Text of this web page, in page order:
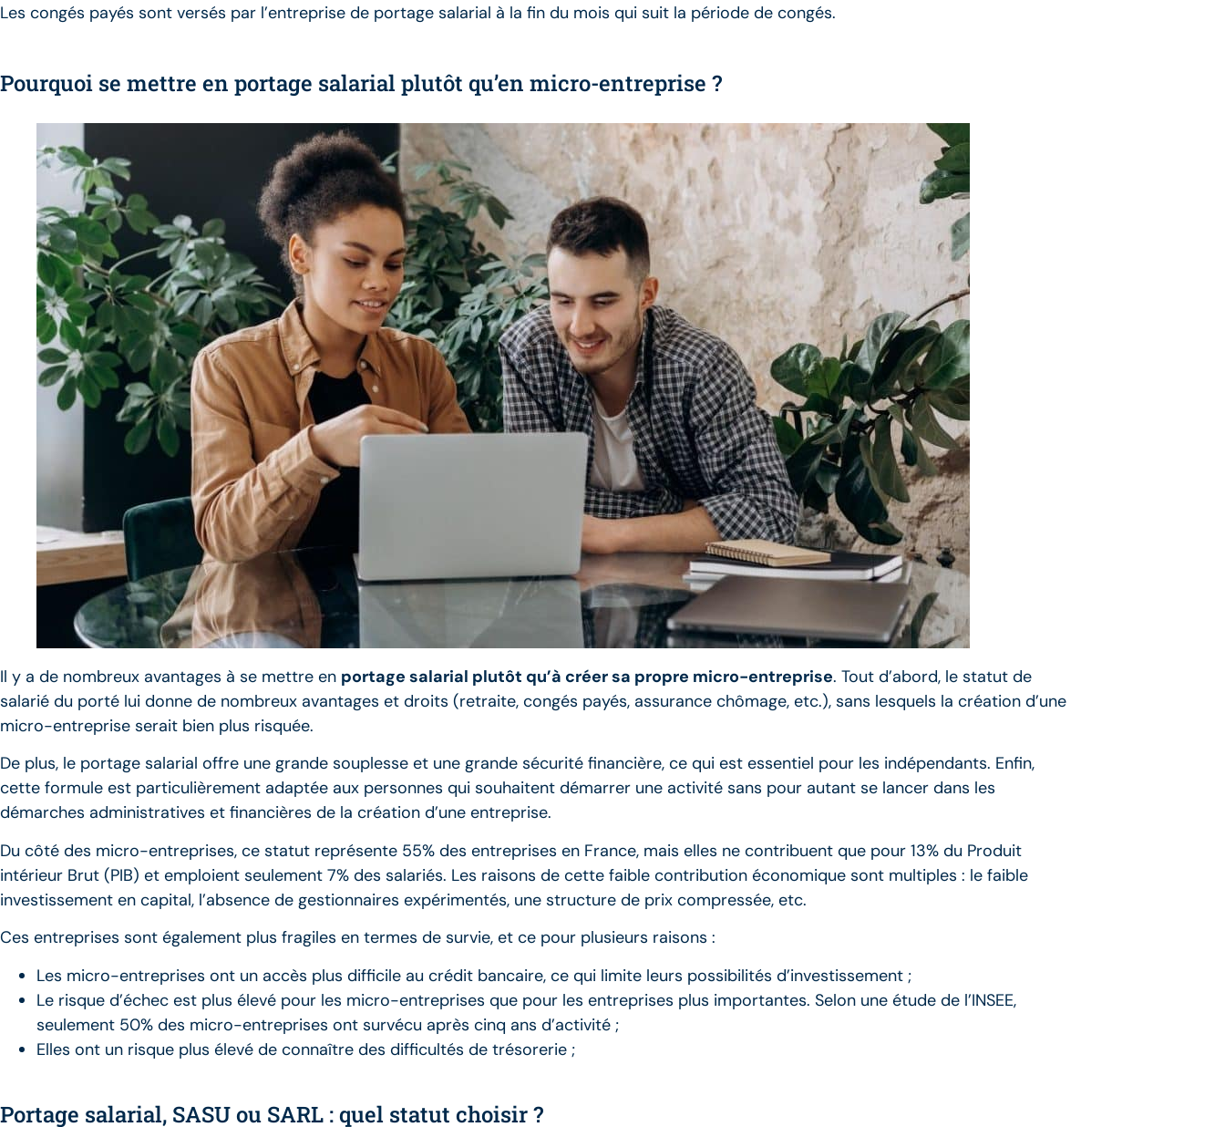
Les congés payés sont versés par l’entreprise de portage salarial à la fin du mois qui suit la période de congés.
Pourquoi se mettre en portage salarial plutôt qu’en micro-entreprise ?
Il y a de nombreux avantages à se mettre en portage salarial plutôt qu’à créer sa propre micro-entreprise. Tout d’abord, le statut de
salarié du porté lui donne de nombreux avantages et droits (retraite, congés payés, assurance chômage, etc.), sans lesquels la création d’une
micro-entreprise serait bien plus risquée.
De plus, le portage salarial offre une grande souplesse et une grande sécurité financière, ce qui est essentiel pour les indépendants. Enfin,
cette formule est particulièrement adaptée aux personnes qui souhaitent démarrer une activité sans pour autant se lancer dans les
démarches administratives et financières de la création d’une entreprise.
Du côté des micro-entreprises, ce statut représente 55% des entreprises en France, mais elles ne contribuent que pour 13% du Produit
intérieur Brut (PIB) et emploient seulement 7% des salariés. Les raisons de cette faible contribution économique sont multiples : le faible
investissement en capital, l’absence de gestionnaires expérimentés, une structure de prix compressée, etc.
Ces entreprises sont également plus fragiles en termes de survie, et ce pour plusieurs raisons :
Les micro-entreprises ont un accès plus difficile au crédit bancaire, ce qui limite leurs possibilités d’investissement ;
Le risque d’échec est plus élevé pour les micro-entreprises que pour les entreprises plus importantes. Selon une étude de l’INSEE,
seulement 50% des micro-entreprises ont survécu après cinq ans d’activité ;
Elles ont un risque plus élevé de connaître des difficultés de trésorerie ;
Portage salarial, SASU ou SARL : quel statut choisir ?